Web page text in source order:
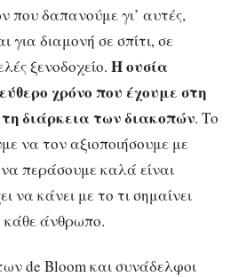
που δαπανούμε γι’ αυτές,
για διαμονή σε σπίτι, σε
ξενοδοχείο. Η ουσία
χρόνο που έχουμε στη
διάρκεια των διακοπών. Το
να τον αξιοποιήσουμε με
περάσουμε καλά είναι
να κάνει με το τι σημαίνει
άνθρωπο.
de Bloom και συνάδελφοι